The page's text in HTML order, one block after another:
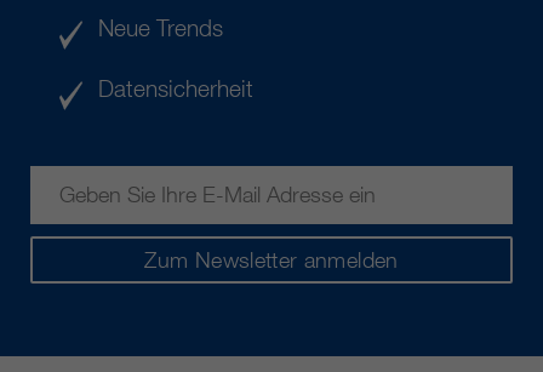
Zum Newsletter anmelden
Neue Trends
Datensicherheit